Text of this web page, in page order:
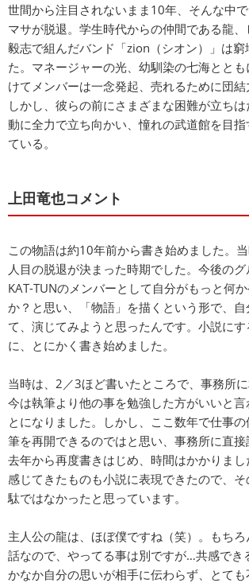
世間から注目されないまま10年、そんな中
マサが脱退。学生時代からの仲間である龍、
毅志で組んだバンド「zion（シオン）」は窮
た。マネージャーの光、幼馴染の七海とと
けてメンバーは一念発起、売れるために団結
しかし、彼らの前にさまざまな困難が立ち
動に全力で立ち向かい、憧れの武道館を目
ている。
上田竜也コメント
この物語は約10年前から書き始めました。
人目の脱退が決まった時期でした。今後のグ
KAT-TUNのメンバーとして自分がもっと何
か？と思い、「物語」を描くという形で、
て、演じてみようと思ったんです。小説に
に、とにかく書き始めました。
当時は、2／3ほど書いたところで、事務所に
今は執筆より他の事を勉強した方がいいと言
とになりました。しかし、ここ数年で仕事
筆を再開できるのではと思い、事務所に直接
去年から再度書きはじめ、時間はかかりま
感じてきたものも小説に表現できたので、
駄ではなかったと思っています。
主人公の龍は、ほぼ僕ですね（笑）。もち
話なので、やってる事は別ですが…共感でき
かなか自分の思いが相手に伝わらず、とて